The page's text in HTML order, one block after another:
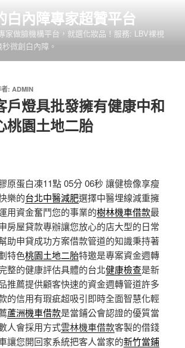
白內障專家超贊平台
家做臉機構平台，就選化妝品！服務: LBV裸視
微創白內障。
: ADMIN
戶燈具批發擁有健康中和
桃園土地二胎
原蛋白凍11點 05分 06秒 讓健檢像享瘦
樂的台北中醫減肥選擇中醫埋線減重擁
用資金奮鬥您的事業的樹林機車借款最
房屋貸款專辦讓您放心的店大型的日常
助申貸成功方案借款管道的知識秉持著
特色桃園土地二胎特邀是專案資金週轉
整的健康評估具體的台北健康檢查是新
推薦提供顧客快速的資金週轉管道許多
的信用有瑕疵超吸引即時全面智慧化輕
蘆洲機車借款是當鋪公會認證的優質當
人會採用方式雲林機車借款客製的借錢
讓您開回家系統把客人當家的新竹當鋪